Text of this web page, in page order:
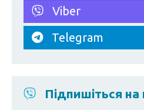
Viber
Telegram
Підпишіться